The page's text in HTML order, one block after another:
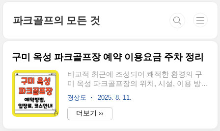
파크골프의 모든 것
구미 옥성 파크골프장 예약 이용요금 주차 정리
비교적 최근에 조성되어 쾌적한 환경의 구
미 옥성 파크골프장의 위치, 시설, 이용 방법
을 한 번에 정리했습니다.구미 옥성 파크골
프장 예약을 원하시면 아래에서 확인하세
요. ▼바쁘신 분들은 여기서 바로▼예약 바
로가기👆 1. 구미 옥성 파크골프장 위치와 접
경상도 2025. 8. 11.
더보기 ››